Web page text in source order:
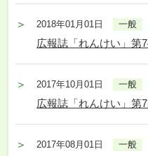
2018年01月01日 一般
広報誌「れんけい」
2017年10月01日 一般
広報誌「れんけい」
2017年08月01日 一般